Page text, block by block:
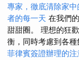
專家，徹底清除家
者的每一天 在我們
甜甜圈。 理想的狂
衡，同時考慮到各種
菲律賓簽證辦理的